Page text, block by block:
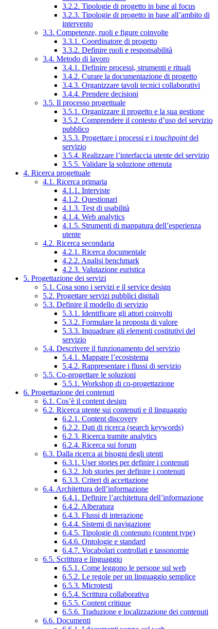
3.2.2. Tipologie di progetto in base al focus
3.2.3. Tipologie di progetto in base all’ambito di
intervento
3.3. Competenze, ruoli e figure coinvolte
3.3.1. Coordinatore di progetto
3.3.2. Definire ruoli e responsabilità
3.4. Metodo di lavoro
3.4.1. Definire processi, strumenti e rituali
3.4.2. Curare la documentazione di progetto
3.4.3. Organizzare tavoli tecnici collaborativi
3.4.4. Prendere decisioni
3.5. Il processo progettuale
3.5.1. Organizzare il progetto e la sua gestione
3.5.2. Comprendere il contesto d’uso del servizio
pubblico
3.5.3. Progettare i processi e i touchpointdel
servizio
3.5.4. Realizzare l’interfaccia utente del servizio
3.5.5. Validare la soluzione ottenuta
4. Ricerca progettuale
4.1. Ricerca primaria
4.1.1. Interviste
4.1.2. Questionari
4.1.3. Test di usabilità
4.1.4. Web analytics
4.1.5. Strumenti di mappatura dell’esperienza
utente
4.2. Ricerca secondaria
4.2.1. Ricerca documentale
4.2.2. Analisi benchmark
4.2.3. Valutazione euristica
5. Progettazione dei servizi
5.1. Cosa sono i servizi e il service design
5.2. Progettare servizi pubblici digitali
5.3. Definire il modello di servizio
5.3.1. Identificare gli attori coinvolti
5.3.2. Formulare la proposta di valore
5.3.3. Inquadrare gli elementi costitutivi del
servizio
5.4. Descrivere il funzionamento del servizio
5.4.1. Mappare l’ecosistema
5.4.2. Rappresentare i flussi di servizio
5.5. Co-progettare le soluzioni
5.5.1. Workshop di co-progettazione
6. Progettazione dei contenuti
6.1. Cos’è il content design
6.2. Ricerca utente sui contenuti e il linguaggio
6.2.1. Content discovery
6.2.2. Dati di ricerca (search keywords)
6.2.3. Ricerca tramite analytics
6.2.4. Ricerca sui forum
6.3. Dalla ricerca ai bisogni degli utenti
6.3.1. User stories per definire i contenuti
6.3.2. Job stories per definire i contenuti
6.3.3. Criteri di accettazione
6.4. Architettura dell’informazione
6.4.1. Definire l’architettura dell’informazione
6.4.2. Alberatura
6.4.3. Flussi di interazione
6.4.4. Sistemi di navigazione
6.4.5. Tipologie di contenuto (content type)
6.4.6. Ontologie e standard
6.4.7. Vocabolari controllati e tassonomie
6.5. Scrittura e linguaggio
6.5.1. Come leggono le persone sul web
6.5.2. Le regole per un linguaggio semplice
6.5.3. Microtesti
6.5.4. Scrittura collaborativa
6.5.5. Content critique
6.5.6. Traduzione e localizzazione dei contenuti
6.6. Documenti